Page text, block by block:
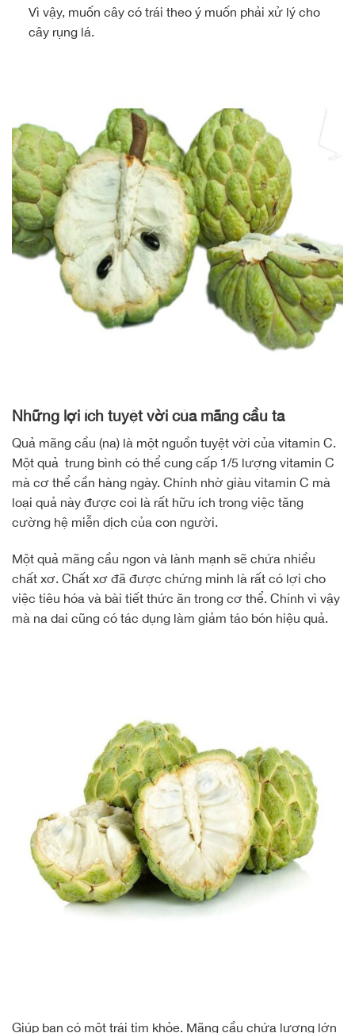
Vì vậy, muốn cây có trái theo ý muốn phải xử lý cho
cây rụng lá.
Những lợi ích tuyệt vời của mãng cầu ta
Quả mãng cầu (na) là một nguồn tuyệt vời của vitamin C.
Một quả trung bình có thể cung cấp 1/5 lượng vitamin C
mà cơ thể cần hàng ngày. Chính nhờ giàu vitamin C mà
loại quả này được coi là rất hữu ích trong việc tăng
cường hệ miễn dịch của con người.
Một quả mãng cầu ngon và lành mạnh sẽ chứa nhiều
chất xơ. Chất xơ đã được chứng minh là rất có lợi cho
việc tiêu hóa và bài tiết thức ăn trong cơ thể. Chính vì vậy
mà na dai cũng có tác dụng làm giảm táo bón hiệu quả.
Giúp bạn có một trái tim khỏe. Mãng cầu chứa lượng lớn